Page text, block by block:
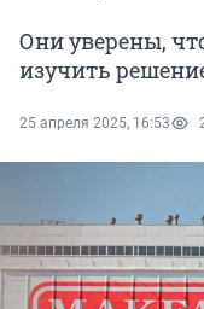
Они уверены,
изучить
25 апреля 2025, 16:53